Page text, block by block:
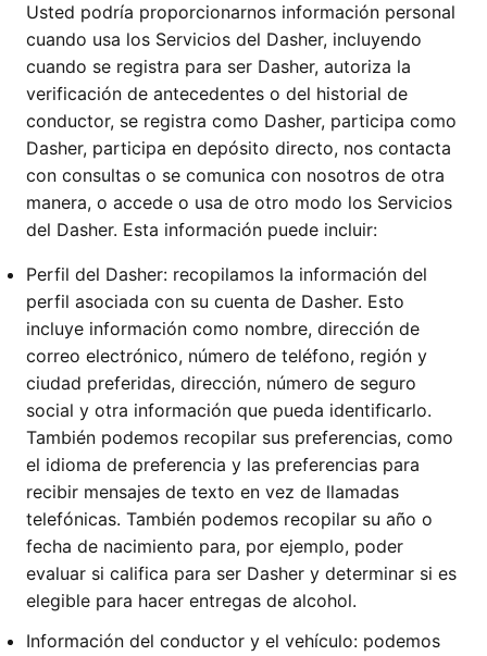
Usted podría proporcionarnos información personal
cuando usa los Servicios del Dasher, incluyendo
cuando se registra para ser Dasher, autoriza la
verificación de antecedentes o del historial de
conductor, se registra como Dasher, participa como
Dasher, participa en depósito directo, nos contacta
con consultas o se comunica con nosotros de otra
manera, o accede o usa de otro modo los Servicios
del Dasher. Esta información puede incluir:
Perfil del Dasher: recopilamos la información del
perfil asociada con su cuenta de Dasher. Esto
incluye información como nombre, dirección de
correo electrónico, número de teléfono, región y
ciudad preferidas, dirección, número de seguro
social y otra información que pueda identificarlo.
También podemos recopilar sus preferencias, como
el idioma de preferencia y las preferencias para
recibir mensajes de texto en vez de llamadas
telefónicas. También podemos recopilar su año o
fecha de nacimiento para, por ejemplo, poder
evaluar si califica para ser Dasher y determinar si es
elegible para hacer entregas de alcohol.
Información del conductor y el vehículo: podemos